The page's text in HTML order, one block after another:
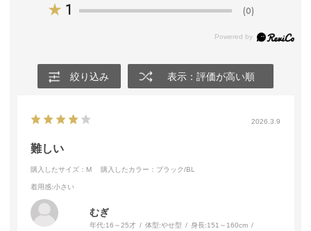
★ 1 (0)
絞り込み 表示：評価が高い順
2026.3.9
難しい
購入したサイズ：M 購入したカラー：ブラック/BL
着用感:小さい
むぎ
年代:16～25才 体型:やせ型 身長:151～160cm